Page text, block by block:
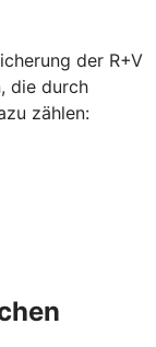
der R+V
die durch
zählen: